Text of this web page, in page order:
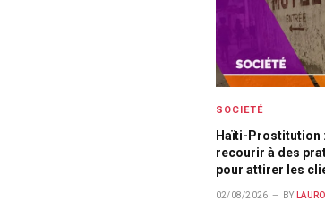
SOCIETÉ
Haïti-Prostitution
recourir à des
pour attirer les
02/08/2026 BY